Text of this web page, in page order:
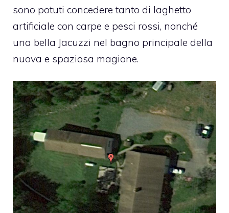
sono potuti concedere tanto di laghetto
artificiale con carpe e pesci rossi, nonché
una bella Jacuzzi nel bagno principale della
nuova e spaziosa magione.